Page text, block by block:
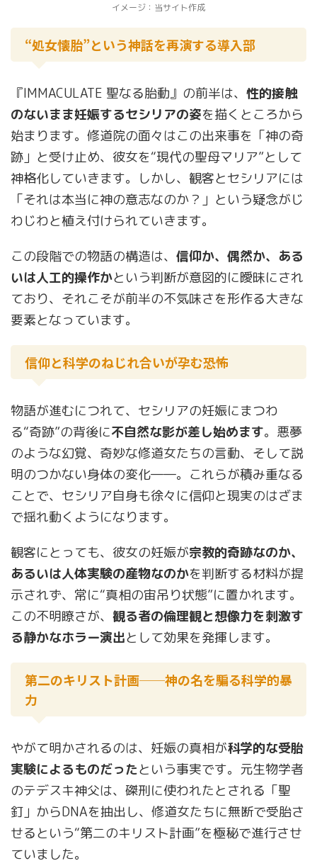
イメージ：当サイト作成
“処女懐胎”という神話を再演する導入部
『IMMACULATE 聖なる胎動』の前半は、 性的接触
のないまま妊娠するセシリアの姿を描くところから
始まります。修道院の面々はこの出来事を「神の奇
跡」と受け止め、彼女を“現代の聖母マリア”として
神格化していきます。しかし、観客とセシリアには
「それは本当に神の意志なのか？」という疑念がじ
わじわと植え付けられていきます。
この段階での物語の構造は、 信仰か、偶然か、ある
いは人工的操作かという判断が意図的に曖昧にされ
ており、それこそが前半の不気味さを形作る大きな
要素となっています。
信仰と科学のねじれ合いが孕む恐怖
物語が進むにつれて、セシリアの妊娠にまつわ
る“奇跡”の背後に不自然な影が差し始めます。悪夢
のような幻覚、奇妙な修道女たちの言動、そして説
明のつかない身体の変化――。これらが積み重なる
ことで、セシリア自身も徐々に信仰と現実のはざま
で揺れ動くようになります。
観客にとっても、彼女の妊娠が宗教的奇跡なのか、
あるいは人体実験の産物なのかを判断する材料が提
示されず、常に“真相の宙吊り状態”に置かれます。
この不明瞭さが、 観る者の倫理観と想像力を刺激す
る静かなホラー演出として効果を発揮します。
第二のキリスト計画──神の名を騙る科学的暴
力
やがて明かされるのは、妊娠の真相が科学的な受胎
実験によるものだったという事実です。元生物学者
のテデスキ神父は、磔刑に使われたとされる「聖
釘」からDNAを抽出し、修道女たちに無断で受胎さ
せるという“第二のキリスト計画”を極秘で進行させ
ていました。